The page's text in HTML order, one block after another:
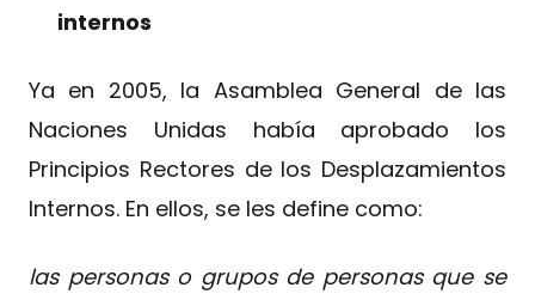
internos
Ya en 2005, la Asamblea General de las
Naciones Unidas había aprobado los
Principios Rectores de los Desplazamientos
Internos. En ellos, se les define como:
las personas o grupos de personas que se